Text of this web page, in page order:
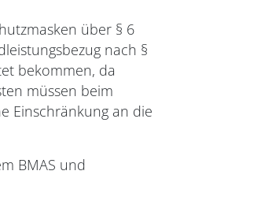
über § 6
nach §
bekommen, da
müssen beim
Einschränkung an die
BMAS und